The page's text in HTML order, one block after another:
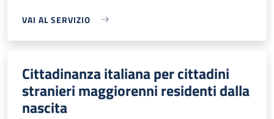
VAI AL SERVIZIO
Cittadinanza italiana per cittadini
stranieri maggiorenni residenti dalla
nascita